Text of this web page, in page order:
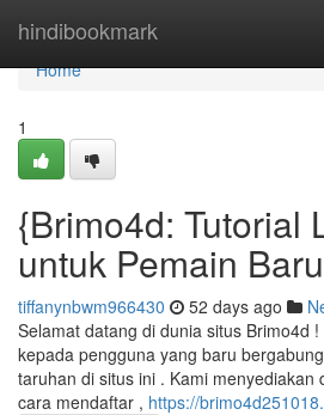
hindibookmark
Home
Home
1
{Brimo4d: Tutorial
untuk Pemain Baru
tiffanynbwm966430 52 days ago
Selamat datang di dunia situs Brimo4d
kepada pengguna yang baru
taruhan di situs ini . Kami menyediakan
cara mendaftar , https://